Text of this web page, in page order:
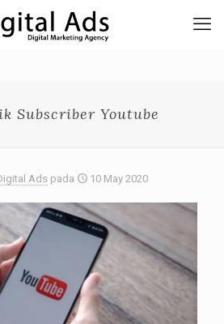
Subscriber Youtube
Ads pada 10 May 2020